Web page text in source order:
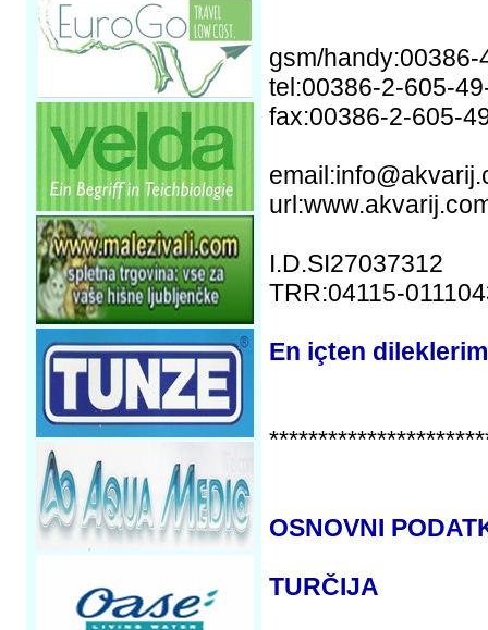
gsm/handy:00386-
tel:00386-2-605-
fax:00386-2-605-
I.D.SI27037312
TRR:04115-
En içten
OSNOVNI
TURČIJA